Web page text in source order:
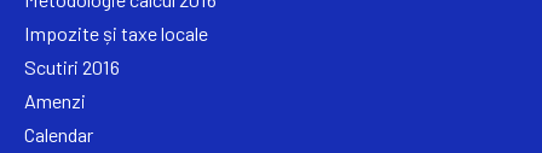
Impozite și taxe locale
Scutiri 2016
Amenzi
Calendar